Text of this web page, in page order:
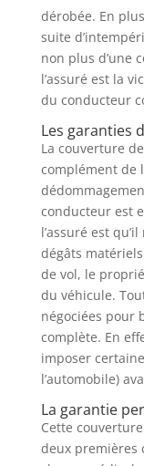
dérobée. En
suite
non plus d’une
l’assuré est la
du conducteur
Les garanties
La couverture
complément de
conducteur est
l’assuré est
dégâts
de vol, le
du véhicule.
négociées pour
complète. En
imposer
l’automobile)
La garantie
Cette
deux premières